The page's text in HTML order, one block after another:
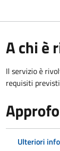
A chi è
Il servizio è
requisiti
Ulteriori